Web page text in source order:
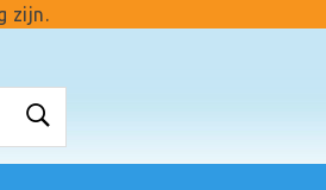
zijn.